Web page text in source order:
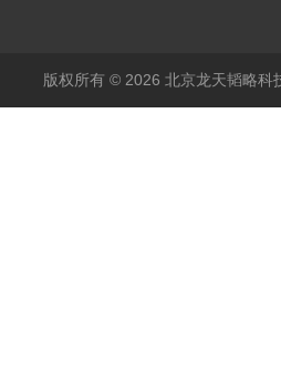
包邮
版权所有 © 2026 北京龙天韬略科